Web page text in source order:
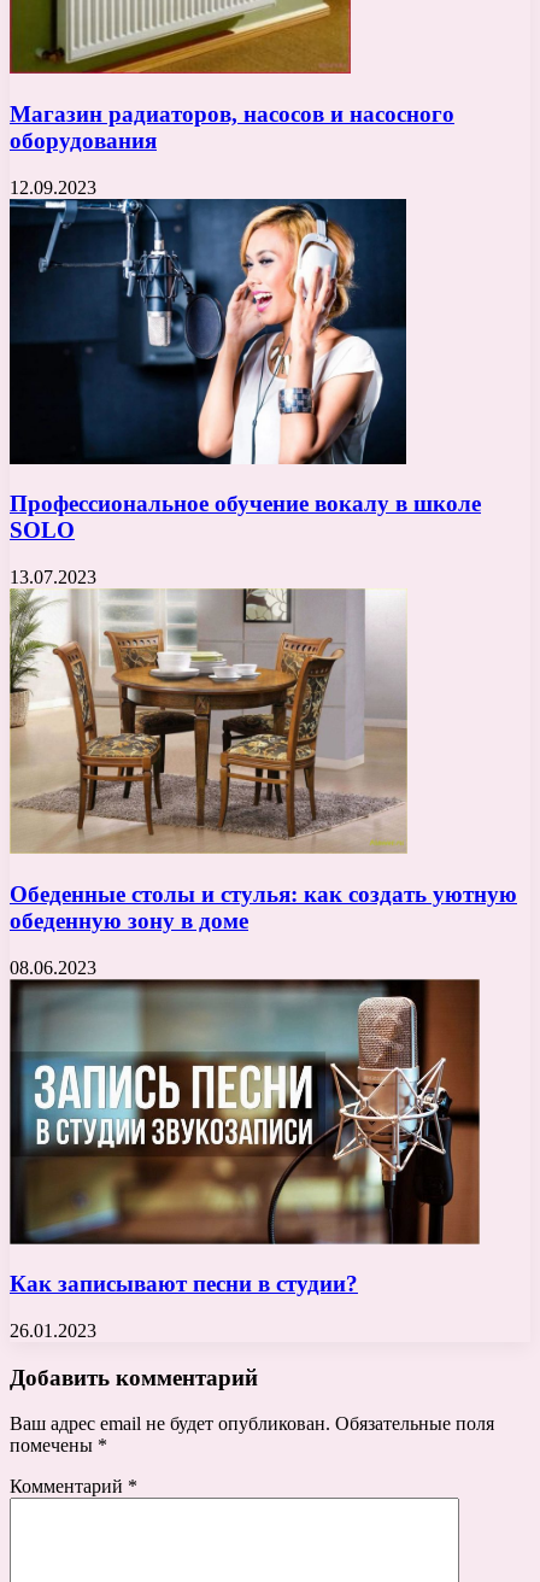
Магазин радиаторов, насосов и насосного
оборудования
12.09.2023
Профессиональное обучение вокалу в школе
SOLO
13.07.2023
Обеденные столы и стулья: как создать уютную
обеденную зону в доме
08.06.2023
Как записывают песни в студии?
26.01.2023
Добавить комментарий
Ваш адрес email не будет опубликован. Обязательные поля
помечены *
Комментарий *